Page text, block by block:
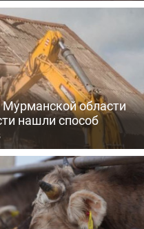
Мурманской области
нашли способ